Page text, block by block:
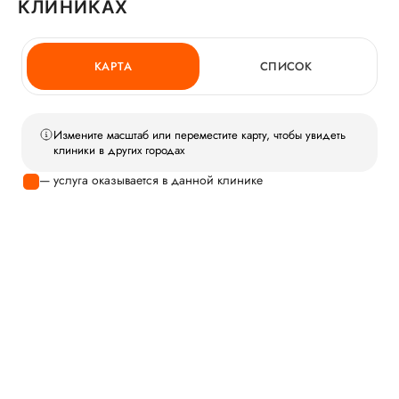
КЛИНИКАХ
КАРТА СПИСОК
Измените масштаб или переместите карту, чтобы увидеть
клиники в других городах
— услуга оказывается в данной клинике